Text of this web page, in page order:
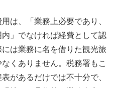
は、「業務上必要であり、
」でなければ経費として認
は業務に名を借りた観光旅
くありません。税務署もこ
があるだけでは不十分で、